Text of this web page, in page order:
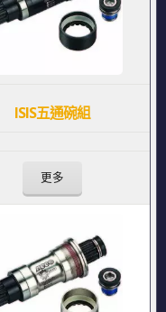
ISIS五通碗組
更多